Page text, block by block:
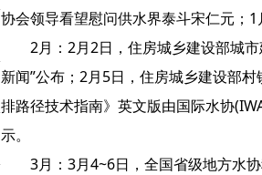
协会领导看望慰问供水界泰斗宋仁元；
2月：2月2日，住房城乡建设部城
新闻”公布；2月5日，住房城乡建设部
排路径技术指南》英文版由国际水协
示。
3月：3月4~6日，全国省级地方水